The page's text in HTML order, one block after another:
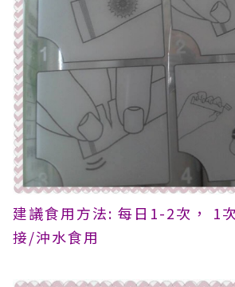
建議食用方法: 每日1-2次， 1
接/沖水食用